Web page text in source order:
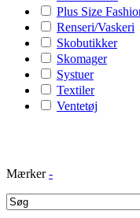
Plus Size
Renseri/Vaskeri
Skobutikker
Skomager
Systuer
Textiler
Ventetøj
Mærker -